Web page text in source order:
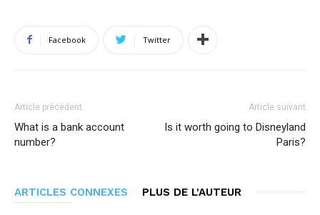
Facebook Twitter
Article précédent
What is a bank account
number?
Article suivant
Is it worth going to Disneyland
Paris?
ARTICLES CONNEXES PLUS DE L'AUTEUR